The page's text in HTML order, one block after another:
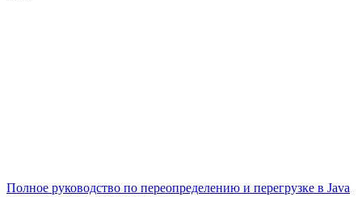
Полное руководство по переопределению и перегрузке в Java